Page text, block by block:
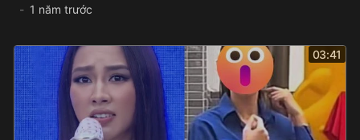
1 năm trước
03:41